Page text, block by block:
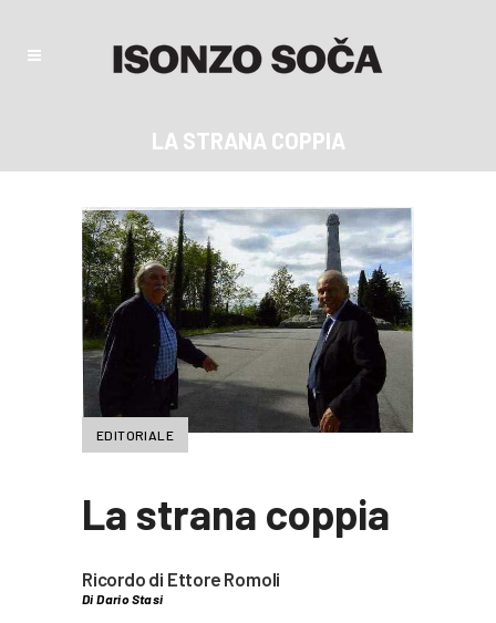
LA STRANA COPPIA
EDITORIALE
La strana coppia
Ricordo di Ettore Romoli
Di Dario Stasi